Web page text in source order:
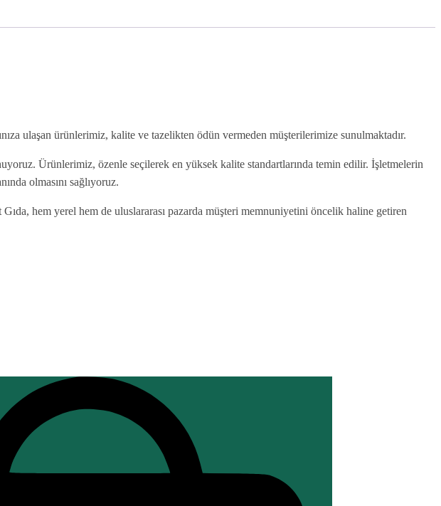
ulaşan ürünlerimiz, kalite ve tazelikten ödün vermeden müşterilerimize sunulmaktadır.
Ürünlerimiz, özenle seçilerek en yüksek kalite standartlarında temin edilir. İşletmelerin
olmasını sağlıyoruz.
hem yerel hem de uluslararası pazarda müşteri memnuniyetini öncelik haline getiren